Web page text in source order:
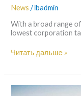
News /lbadmin
With a broad range
lowest corporation
Читать дальше »
Золотые